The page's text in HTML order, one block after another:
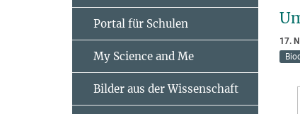
17.
Portal für Schulen
My Science and Me
Bilder aus der Wissenschaft